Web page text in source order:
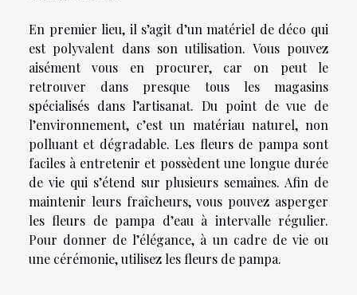
En premier lieu, il s’agit d’un matériel de déco qui
est polyvalent dans son utilisation. Vous pouvez
aisément vous en procurer, car on peut le
retrouver dans presque tous les magasins
spécialisés dans l’artisanat. Du point de vue de
l’environnement, c’est un matériau naturel, non
polluant et dégradable. Les fleurs de pampa sont
faciles à entretenir et possèdent une longue durée
de vie qui s’étend sur plusieurs semaines. Afin de
maintenir leurs fraîcheurs, vous pouvez asperger
les fleurs de pampa d’eau à intervalle régulier.
Pour donner de l’élégance, à un cadre de vie ou
une cérémonie, utilisez les fleurs de pampa.